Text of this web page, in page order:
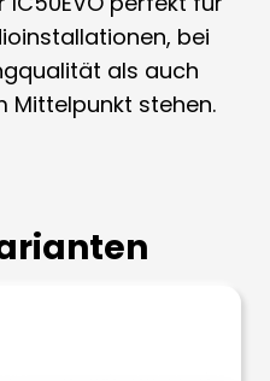
bei
als auch
Mittelpunkt stehen.